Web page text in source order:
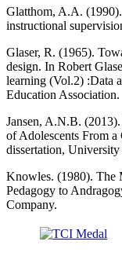
Glatthom, A.A.
instructional
Glaser, R. (1965).
design. In Robert
learning (Vol.2) :Data
Education Association.
Jansen, A.N.B.
of Adolescents From
dissertation, University
Knowles. (1980). The
Pedagogy to
Company.